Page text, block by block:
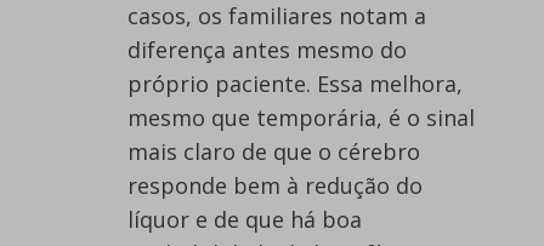
casos, os familiares notam a
diferença antes mesmo do
próprio paciente. Essa melhora,
mesmo que temporária, é o sinal
mais claro de que o cérebro
responde bem à redução do
líquor e de que há boa